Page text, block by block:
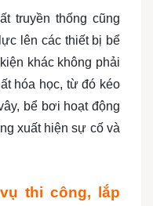
truyền thống cũng
lên các thiết bị bể
khác không phải
hóa học, từ đó kéo
bể bơi hoạt động
xuất hiện sự cố và
thi công, lắp